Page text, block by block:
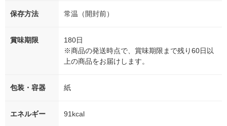
保存方法 常温（開封前）
賞味期限
180日
※商品の発送時点で、賞味期限まで残り60日以
上の商品をお届けします。
包装・容器 紙
エネルギー 91kcal